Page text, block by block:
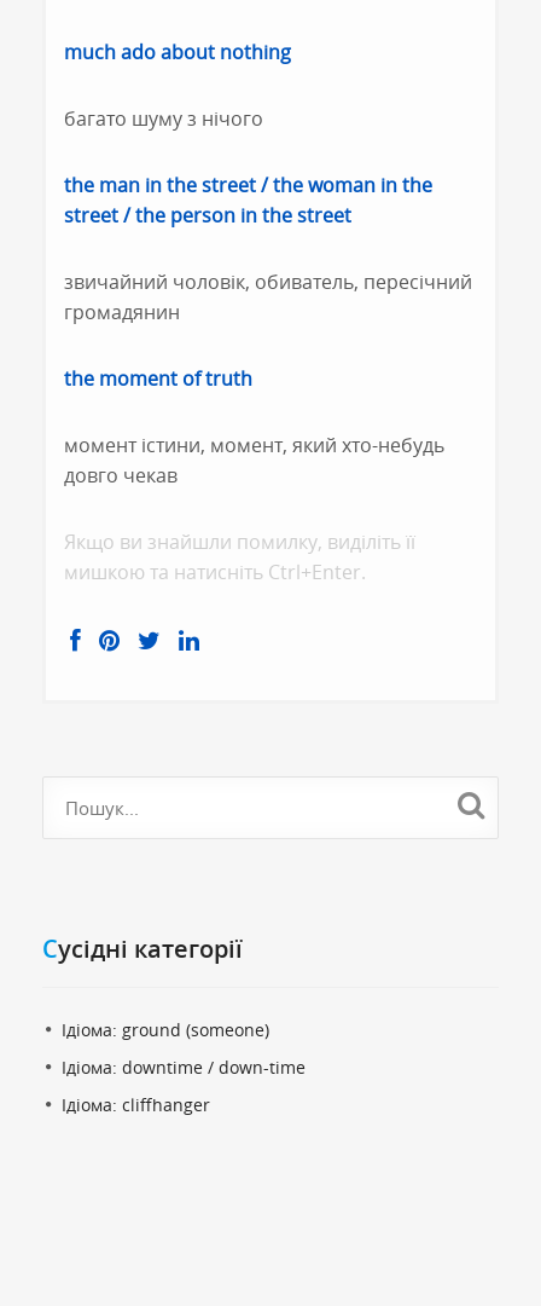
much ado about nothing
багато шуму з нічого
the man in the street / the woman in the
street / the person in the street
звичайний чоловік, обиватель, пересічний
громадянин
the moment of truth
момент істини, момент, який хто-небудь
довго чекав
Якщо ви знайшли помилку, видiлiть її
мишкою та натисніть Ctrl+Enter.
Cусідні категорії
Ідіома: ground (someone)
Ідіома: downtime / down-time
Ідіома: cliffhanger